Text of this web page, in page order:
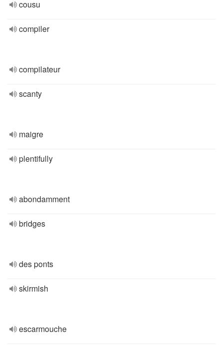
cousu
compiler
compilateur
scanty
maigre
plentifully
abondamment
bridges
des ponts
skirmish
escarmouche